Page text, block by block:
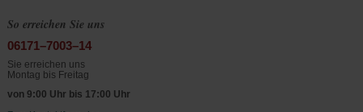
So erreichen Sie uns
06171–7003–14
Sie erreichen uns
Montag bis Freitag
von 9:00 Uhr bis 17:00 Uhr